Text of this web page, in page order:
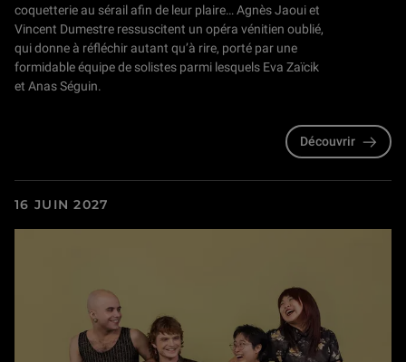
coquetterie au sérail afin de leur plaire… Agnès Jaoui et
Vincent Dumestre ressuscitent un opéra vénitien oublié,
qui donne à réfléchir autant qu’à rire, porté par une
formidable équipe de solistes parmi lesquels Eva Zaïcik
et Anas Séguin.
Découvrir
16 JUIN 2027